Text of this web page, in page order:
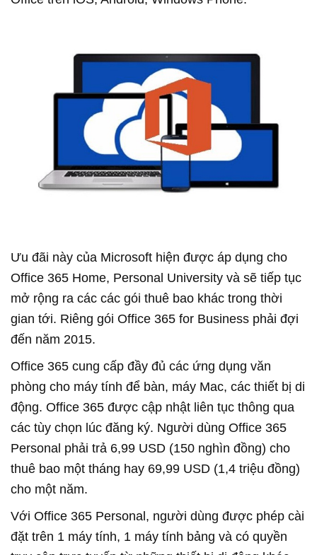
Ưu đãi này của Microsoft hiện được áp dụng cho
Office 365 Home, Personal University và sẽ tiếp tục
mở rộng ra các các gói thuê bao khác trong thời
gian tới. Riêng gói Office 365 for Business phải đợi
đến năm 2015.
Office 365 cung cấp đầy đủ các ứng dụng văn
phòng cho máy tính để bàn, máy Mac, các thiết bị di
động. Office 365 được cập nhật liên tục thông qua
các tùy chọn lúc đăng ký. Người dùng Office 365
Personal phải trả 6,99 USD (150 nghìn đồng) cho
thuê bao một tháng hay 69,99 USD (1,4 triệu đồng)
cho một năm.
Với Office 365 Personal, người dùng được phép cài
đặt trên 1 máy tính, 1 máy tính bảng và có quyền